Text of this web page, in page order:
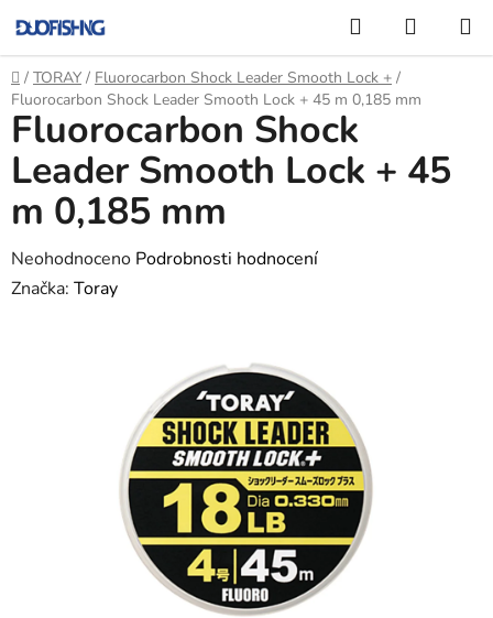
na
obsah
Hledat
KOŠÍK
Domů
/ TORAY / Fluorocarbon Shock Leader Smooth Lock + /
Fluorocarbon Shock Leader Smooth Lock + 45 m 0,185 mm
Fluorocarbon Shock
Leader Smooth Lock + 45
m 0,185 mm
Průměrné
hodnocení
Neohodnoceno Podrobnosti hodnocení
Značka: Toray